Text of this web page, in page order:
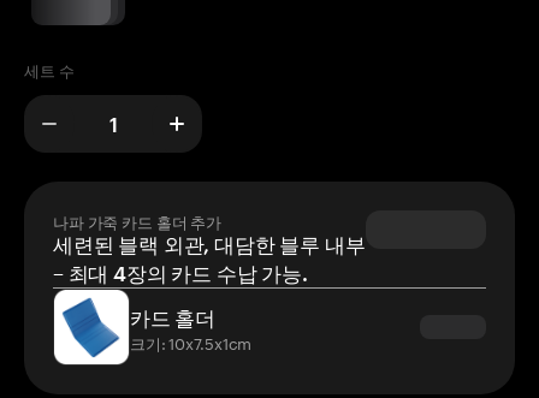
세트 수
나파 가죽 카드 홀더 추가
세련된 블랙 외관, 대담한 블루 내부
– 최대 4장의 카드 수납 가능.
카드 홀더
크기: 10x7.5x1cm